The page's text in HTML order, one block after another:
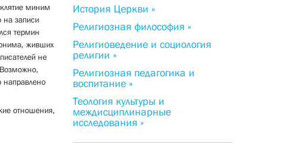
миним
на записи
термин
живших
не
направлено
отношения,
История Церкви »
Религиозная философия »
Религиоведение и социология
религии »
Религиозная педагогика и
воспитание »
Теология культуры и
междисциплинарные
исследования »